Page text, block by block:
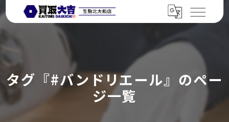
タグ『#バンドリエール』のペー
ジ一覧